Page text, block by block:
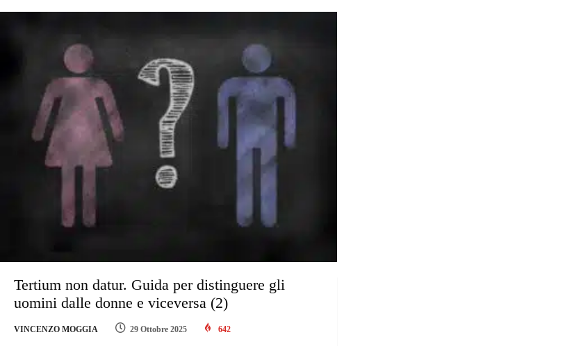
Tertium non datur. Guida per distinguere gli
uomini dalle donne e viceversa (2)
VINCENZO MOGGIA 29 Ottobre 2025 642